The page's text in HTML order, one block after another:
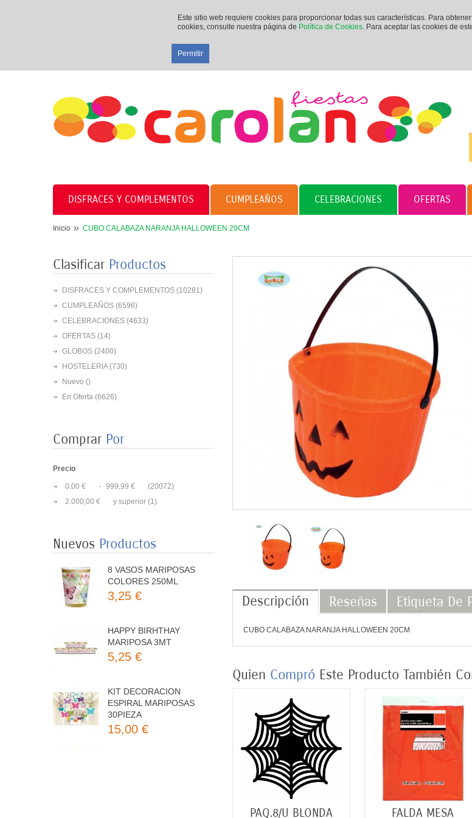
Este sitio web requiere cookies para proporcionar todas sus características. Para
cookies, consulte nuestra página de Política de Cookies. Para aceptar las cookies de
Permitir
DISFRACES Y COMPLEMENTOS CUMPLEAÑOS CELEBRACIONES OFERTAS
Inicio CUBO CALABAZA NARANJA HALLOWEEN 20CM
Clasificar Productos
DISFRACES Y COMPLEMENTOS (10281)
CUMPLEAÑOS (6596)
CELEBRACIONES (4633)
OFERTAS (14)
GLOBOS (2400)
HOSTELERIA(730)
Nuevo ()
En Oferta (6626)
Comprar Por
Precio
0,00 € - 999,99 €
(20072)
2.000,00 €
y superior (1)
Nuevos Productos
8 PLATOS MARIPOSAS
COLORES 250ML
3,25 €
MARIPOSA 3MT
5,25 €
ESPIRAL MARIPOSAS
30PIEZA
15,00 €
Descripción Reseñas Etiqueta De
CUBO CALABAZA NARANJA HALLOWEEN 20CM
Quien Compró Este Producto También
PAQ.8/U BLONDA FALDA MESA